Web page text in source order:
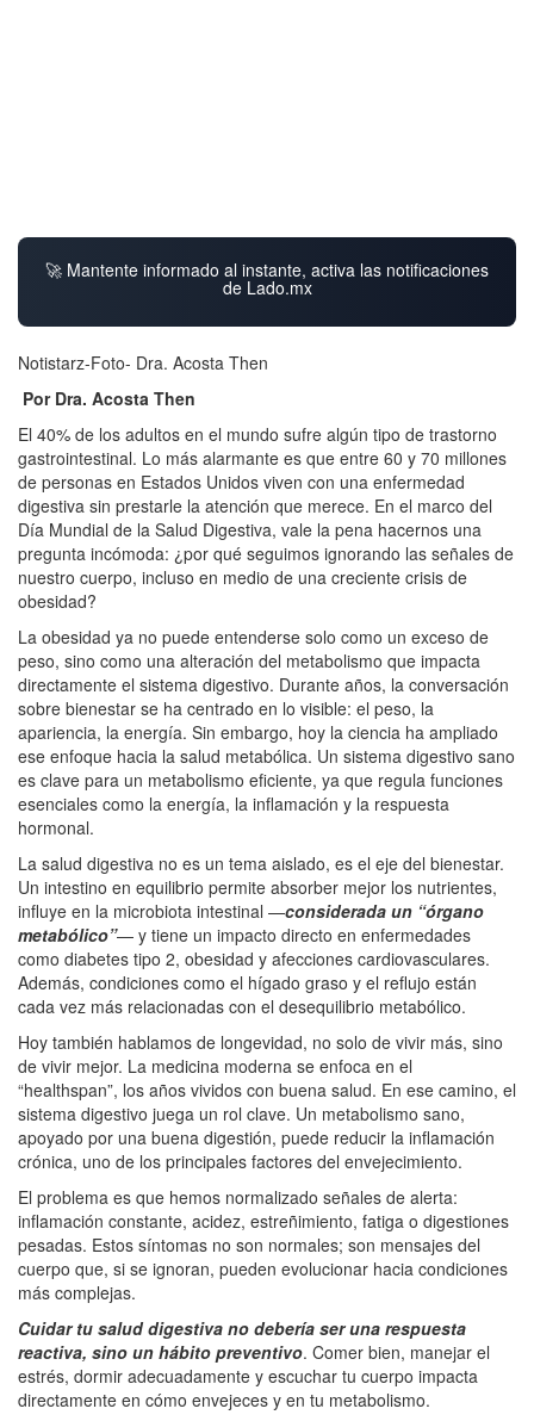
🚀 Mantente informado al instante, activa las notificaciones
de Lado.mx
Notistarz-Foto- Dra. Acosta Then
Por Dra. Acosta Then
El 40% de los adultos en el mundo sufre algún tipo de trastorno
gastrointestinal. Lo más alarmante es que entre 60 y 70 millones
de personas en Estados Unidos viven con una enfermedad
digestiva sin prestarle la atención que merece. En el marco del
Día Mundial de la Salud Digestiva, vale la pena hacernos una
pregunta incómoda: ¿por qué seguimos ignorando las señales de
nuestro cuerpo, incluso en medio de una creciente crisis de
obesidad?
La obesidad ya no puede entenderse solo como un exceso de
peso, sino como una alteración del metabolismo que impacta
directamente el sistema digestivo. Durante años, la conversación
sobre bienestar se ha centrado en lo visible: el peso, la
apariencia, la energía. Sin embargo, hoy la ciencia ha ampliado
ese enfoque hacia la salud metabólica. Un sistema digestivo sano
es clave para un metabolismo eficiente, ya que regula funciones
esenciales como la energía, la inflamación y la respuesta
hormonal.
La salud digestiva no es un tema aislado, es el eje del bienestar.
Un intestino en equilibrio permite absorber mejor los nutrientes,
influye en la microbiota intestinal —considerada un “órgano
metabólico”— y tiene un impacto directo en enfermedades
como diabetes tipo 2, obesidad y afecciones cardiovasculares.
Además, condiciones como el hígado graso y el reflujo están
cada vez más relacionadas con el desequilibrio metabólico.
Hoy también hablamos de longevidad, no solo de vivir más, sino
de vivir mejor. La medicina moderna se enfoca en el
“healthspan”, los años vividos con buena salud. En ese camino, el
sistema digestivo juega un rol clave. Un metabolismo sano,
apoyado por una buena digestión, puede reducir la inflamación
crónica, uno de los principales factores del envejecimiento.
El problema es que hemos normalizado señales de alerta:
inflamación constante, acidez, estreñimiento, fatiga o digestiones
pesadas. Estos síntomas no son normales; son mensajes del
cuerpo que, si se ignoran, pueden evolucionar hacia condiciones
más complejas.
Cuidar tu salud digestiva no debería ser una respuesta
reactiva, sino un hábito preventivo. Comer bien, manejar el
estrés, dormir adecuadamente y escuchar tu cuerpo impacta
directamente en cómo envejeces y en tu metabolismo.